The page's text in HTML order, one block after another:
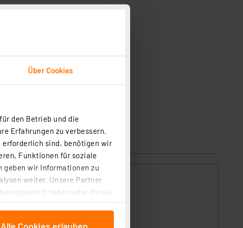
Über Cookies
den Betrieb und die
Erfahrungen zu verbessern.
erforderlich sind, benötigen wir
Funktionen für soziale
geben wir Informationen zu
weiter. Unsere Partner
haben oder die sie
Alle Cookies erlauben